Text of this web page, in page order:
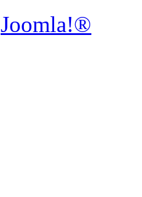
Joomla!®